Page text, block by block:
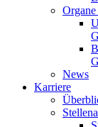
News
Karriere